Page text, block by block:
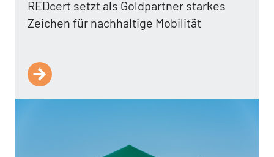
REDcert setzt als Goldpartner starkes
Zeichen für nachhaltige Mobilität